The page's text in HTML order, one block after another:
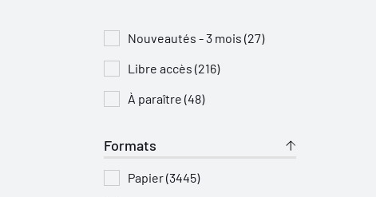
Nouveautés - 3 mois (27)
Libre accès (216)
À paraître (48)
Formats
Papier (3445)